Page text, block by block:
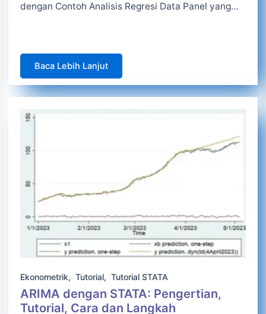
dengan Contoh Analisis Regresi Data Panel yang…
Baca Lebih Lanjut
Ekonometrik, Tutorial, Tutorial STATA
ARIMA dengan STATA: Pengertian,
Tutorial, Cara dan Langkah